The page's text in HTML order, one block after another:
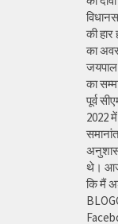
की
का
का
पूर्व
2022
थे। आज
कि मैं